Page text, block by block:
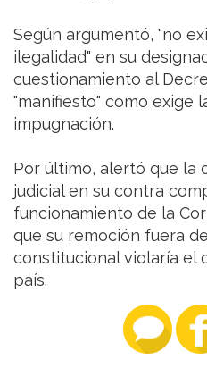
Según argumentó, "no
ilegalidad" en su
cuestionamiento al
"manifiesto" como exige
impugnación.
Por último, alertó que la
judicial en su contra
funcionamiento de la
que su remoción fuera
constitucional violaría el
país.